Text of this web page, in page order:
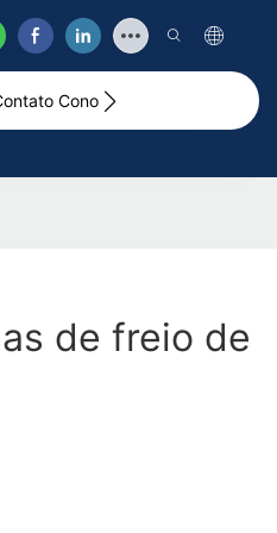
Conosco
de freio de